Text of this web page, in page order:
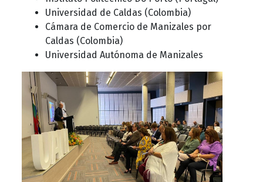
Universidad de Caldas (Colombia)
Cámara de Comercio de Manizales por
Caldas (Colombia)
Universidad Autónoma de Manizales